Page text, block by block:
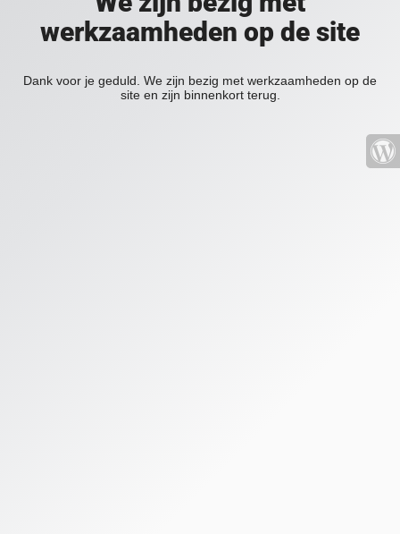
werkzaamheden op de site
Dank voor je geduld. We zijn bezig met werkzaamheden op de
site en zijn binnenkort terug.